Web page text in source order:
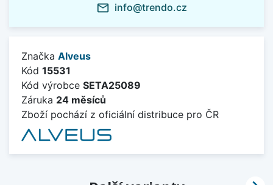
mail_outline info@trendo.cz
Značka Alveus
Kód 15531
Kód výrobce SETA25089
Záruka 24 měsíců
Zboží pochází z oficiální distribuce pro ČR